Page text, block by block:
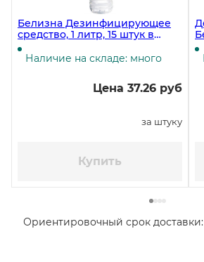
Белизна Дезинфицирующее
средство, 1 литр, 15 штук в
коробке
Наличие на складе: много
Цена 37.26 руб
за штуку
Купить
Ориентировочный срок доставки: